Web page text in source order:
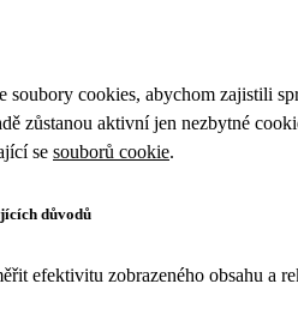
soubory cookies, abychom zajistili
zůstanou aktivní jen nezbytné
se souborů cookie.
důvodů
efektivitu zobrazeného obsahu a